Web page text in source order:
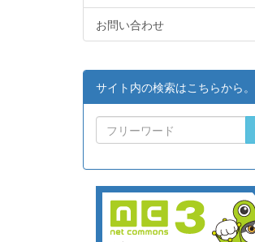
お問い合わせ
サイト内の検索はこちらから。